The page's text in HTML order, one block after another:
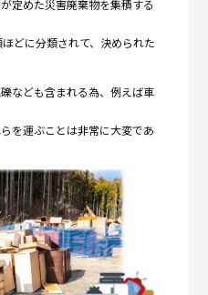
定めた災害廃棄物を集積する
どに分類されて、決められた
なども含まれる為、例えば車
を運ぶことは非常に大変であ